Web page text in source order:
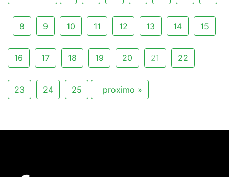
8 9 10 11 12 13 14 15
16 17 18 19 20 21 22
23 24 25 proximo »